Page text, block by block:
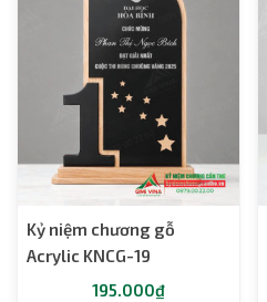
Kỷ niệm chương gỗ
Acrylic KNCG-19
195.000₫